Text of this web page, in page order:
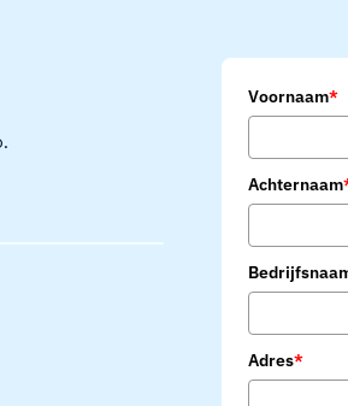
Voornaam*
Achternaam
Adres*